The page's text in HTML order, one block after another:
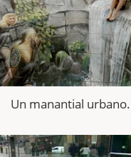
Un manantial urbano.